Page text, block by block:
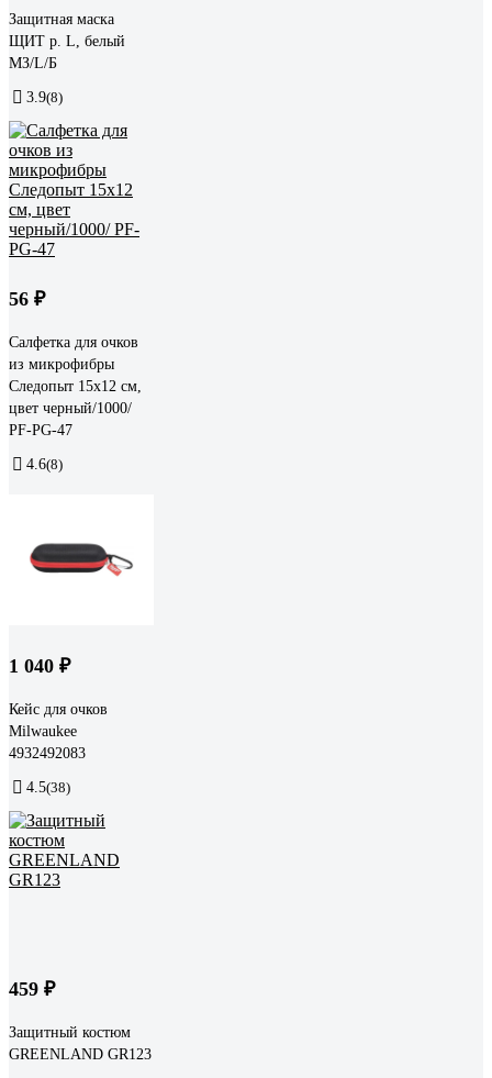
Защитная маска
ЩИТ р. L, белый
МЗ/L/Б
3.9(8)
56 ₽
Салфетка для очков
из микрофибры
Следопыт 15x12 см,
цвет черный/1000/
PF-PG-47
4.6(8)
1 040 ₽
Кейс для очков
Milwaukee
4932492083
4.5(38)
459 ₽
Защитный костюм
GREENLAND GR123